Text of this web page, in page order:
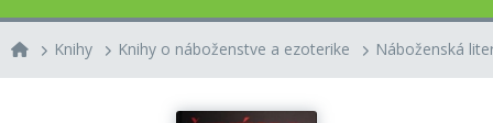
Knihy Knihy o náboženstve a ezoterike Náboženská